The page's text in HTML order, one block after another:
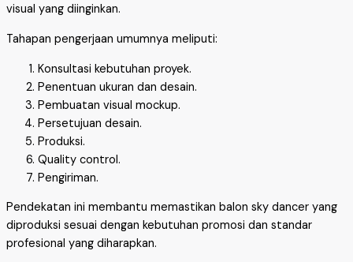
visual yang diinginkan.
Tahapan pengerjaan umumnya meliputi:
Konsultasi kebutuhan proyek.
Penentuan ukuran dan desain.
Pembuatan visual mockup.
Persetujuan desain.
Produksi.
Quality control.
Pengiriman.
Pendekatan ini membantu memastikan balon sky dancer yang
diproduksi sesuai dengan kebutuhan promosi dan standar
profesional yang diharapkan.